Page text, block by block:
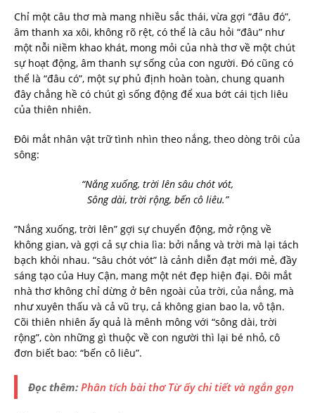
Chỉ một câu thơ mà mang nhiều sắc thái, vừa gợi “đâu đó”,
âm thanh xa xôi, không rõ rệt, có thể là câu hỏi “đâu” như
một nỗi niềm khao khát, mong mỏi của nhà thơ về một chút
sự hoạt động, âm thanh sự sống của con người. Đó cũng có
thể là “đâu có”, một sự phủ định hoàn toàn, chung quanh
đây chẳng hề có chút gì sống động để xua bớt cái tịch liêu
của thiên nhiên.
Đôi mắt nhân vật trữ tình nhìn theo nắng, theo dòng trôi của
sông:
“Nắng xuống, trời lên sâu chót vót,
Sông dài, trời rộng, bến cô liêu.”
“Nắng xuống, trời lên” gợi sự chuyển động, mở rộng về
không gian, và gợi cả sự chia lìa: bởi nắng và trời mà lại tách
bạch khỏi nhau. “sâu chót vót” là cảnh diễn đạt mới mẻ, đầy
sáng tạo của Huy Cận, mang một nét đẹp hiện đại. Đôi mắt
nhà thơ không chỉ dừng ở bên ngoài của trời, của nắng, mà
như xuyên thấu và cả vũ trụ, cả không gian bao la, vô tận.
Cõi thiên nhiên ấy quả là mênh mông với “sông dài, trời
rộng”, còn những gì thuộc về con người thì lại bé nhỏ, cô
đơn biết bao: “bến cô liêu”.
Đọc thêm: Phân tích bài thơ Từ ấy chi tiết và ngắn gọn